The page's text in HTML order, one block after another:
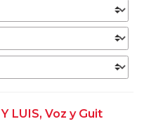
LUIS, Voz y Guit